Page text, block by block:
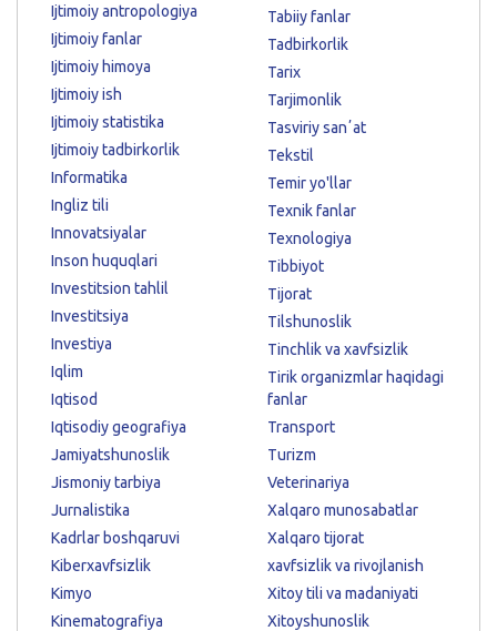
Ijtimoiy antropologiya
Ijtimoiy fanlar
Ijtimoiy himoya
Ijtimoiy ish
Ijtimoiy statistika
Ijtimoiy tadbirkorlik
Informatika
Ingliz tili
Innovatsiyalar
Inson huquqlari
Investitsion tahlil
Investitsiya
Investiya
Iqlim
Iqtisod
Iqtisodiy geografiya
Jamiyatshunoslik
Jismoniy tarbiya
Jurnalistika
Kadrlar boshqaruvi
Kiberxavfsizlik
Kimyo
Kinematografiya
Tabiiy fanlar
Tadbirkorlik
Tarix
Tarjimonlik
Tasviriy sanʼat
Tekstil
Temir yo'llar
Texnik fanlar
Texnologiya
Tibbiyot
Tijorat
Tilshunoslik
Tinchlik va xavfsizlik
Tirik organizmlar haqidagi
fanlar
Transport
Turizm
Veterinariya
Xalqaro munosabatlar
Xalqaro tijorat
xavfsizlik va rivojlanish
Xitoy tili va madaniyati
Xitoyshunoslik